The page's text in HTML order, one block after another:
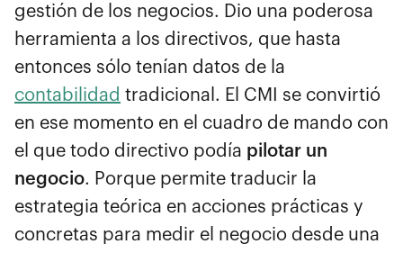
gestión de los negocios. Dio una poderosa
herramienta a los directivos, que hasta
entonces sólo tenían datos de la
contabilidad tradicional. El CMI se convirtió
en ese momento en el cuadro de mando con
el que todo directivo podía pilotar un
negocio. Porque permite traducir la
estrategia teórica en acciones prácticas y
concretas para medir el negocio desde una